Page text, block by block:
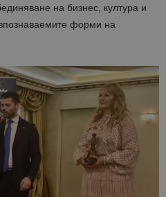
на бизнес, култура и
форми на